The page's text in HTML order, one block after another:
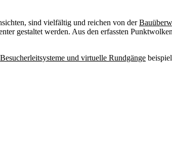
sind vielfältig und reichen von der
gestaltet werden. Aus den erfassten
Besucherleitsysteme und virtuelle Rundgänge